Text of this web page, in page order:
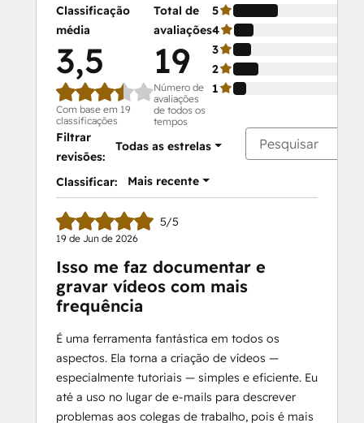
Classificação
média
3,5
Com base em 19
classificações
Total de
avaliações
19
Número de
avaliações
de todos os
tempos
5
4
3
2
1
Filtrar
revisões:
Todas as estrelas
Classificar: Mais recente
5/5
19 de Jun de 2026
Isso me faz documentar e
gravar vídeos com mais
frequência
É uma ferramenta fantástica em todos os
aspectos. Ela torna a criação de vídeos —
especialmente tutoriais — simples e eficiente. Eu
até a uso no lugar de e-mails para descrever
problemas aos colegas de trabalho, pois é mais